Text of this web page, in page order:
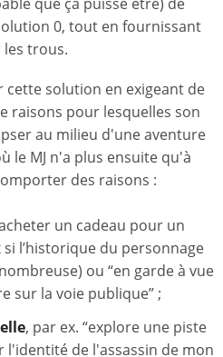
0, tout en fournissant
trous.
solution en exigeant de
raisons pour lesquelles son
au milieu d'une aventure
le MJ n'a plus ensuite qu'à
des raisons :
un cadeau pour un
l’historique du personnage
ou “en garde à vue
sur la voie publique” ;
, par ex. “explore une piste
de l'assassin de mon